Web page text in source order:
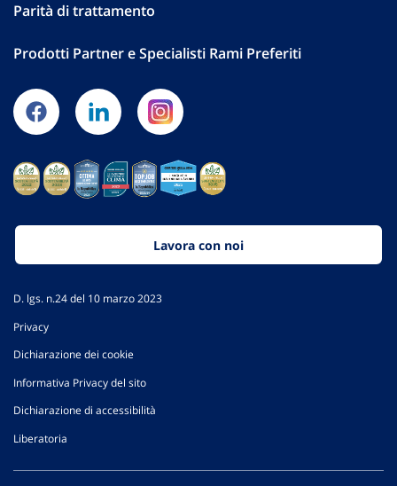
Parità di trattamento
Prodotti Partner e Specialisti Rami Preferiti
Lavora con noi
D. lgs. n.24 del 10 marzo 2023
Privacy
Dichiarazione dei cookie
Informativa Privacy del sito
Dichiarazione di accessibilità
Liberatoria